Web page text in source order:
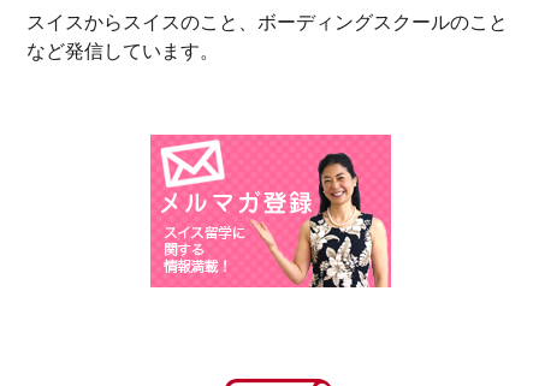
スイスからスイスのこと、ボーディングスクールのこと
など発信しています。